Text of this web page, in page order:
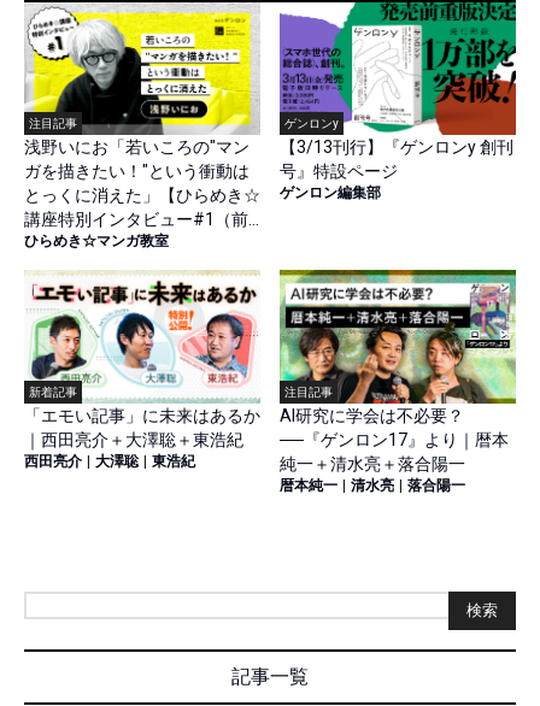
注目記事
浅野いにお「若いころの"マン
ガを描きたい！"という衝動は
とっくに消えた」【ひらめき☆
講座特別インタビュー#1（前
篇）】
ひらめき☆マンガ教室
ゲンロンy
【3/13刊行】『ゲンロンy 創刊
号』特設ページ
ゲンロン編集部
新着記事
「エモい記事」に未来はあるか
｜西田亮介＋大澤聡＋東浩紀
西田亮介 | 大澤聡 | 東浩紀
注目記事
AI研究に学会は不必要？
──『ゲンロン17』より｜暦本
純一＋清水亮＋落合陽一
暦本純一 | 清水亮 | 落合陽一
検索
記事一覧